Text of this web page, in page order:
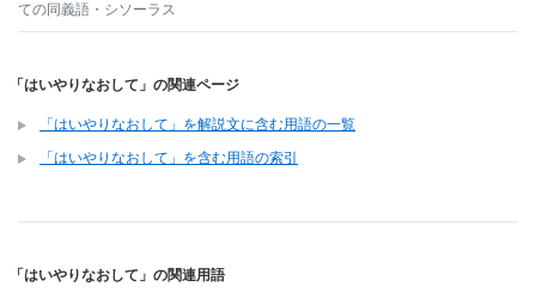
ての同義語・シソーラス
「はいやりなおして」の関連ページ
「はいやりなおして」を解説文に含む用語の一覧
「はいやりなおして」を含む用語の索引
「はいやりなおして」の関連用語